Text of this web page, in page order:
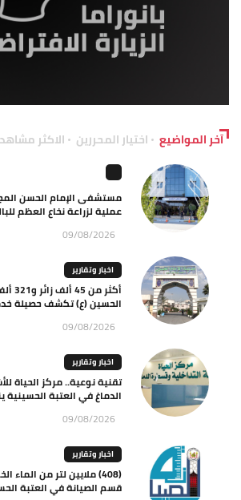
آخر المواضيع اختيار المحررين الاكثر
عملية لزراعة نخاع العظم
09/08/2026
اخبار وتقارير
الحسين (ع) تكشف حصيلة
09/08/2026
اخبار وتقارير
تقنية نوعية.. مركز الحياة
الدماغ في العتبة الحسينية
09/08/2026
اخبار وتقارير
قسم الصيانة في العتبة